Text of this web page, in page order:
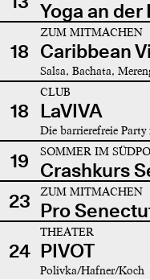
Yoga an der
18
ZUM MITMACHEN
Caribbean
Salsa, Bachata,
18
CLUB
LaVIVA
Die barrierefreie
19 SOMMER IM
Crashkurs
23
ZUM MITMACHEN
Pro
24
THEATER
PIVOT
Polivka/Hafner/Koch